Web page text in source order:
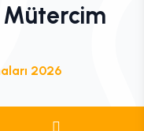
Mütercim
2026